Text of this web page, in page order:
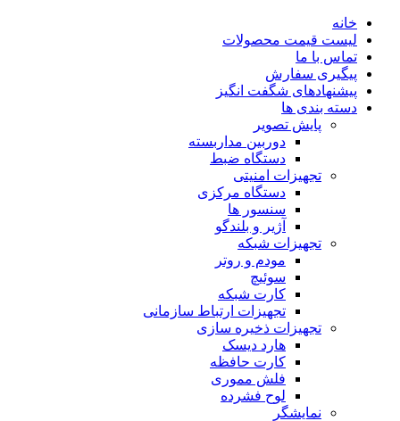
خانه
لیست قیمت محصولات
تماس با ما
پیگیری سفارش
پیشنهادهای شگفت انگیز
دسته بندی ها
پایش تصویر
دوربین مداربسته
دستگاه ضبط
تجهیزات امنیتی
دستگاه مرکزی
سنسور ها
آژیر و بلندگو
تجهیزات شبکه
مودم و روتر
سوئیچ
کارت شبکه
تجهیزات ارتباط سازمانی
تجهیزات ذخیره سازی
هارد دیسک
کارت حافظه
فلش مموری
لوح فشرده
نمایشگر